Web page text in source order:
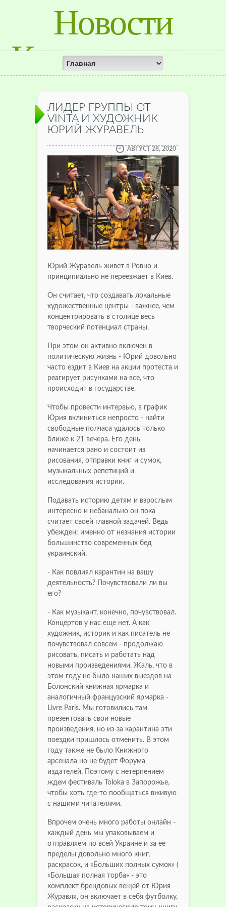
Новости
Красноярского
Края
ЛИДЕР ГРУППЫ OT
VINTA И ХУДОЖНИК
ЮРИЙ ЖУРАВЕЛЬ
АВГУСТ 28, 2020
Юрий Журавель живет в Ровно и
принципиально не переезжает в Киев.
Он считает, что создавать локальные
художественные центры - важнее, чем
концентрировать в столице весь
творческий потенциал страны.
При этом он активно включен в
политическую жизнь - Юрий довольно
часто ездит в Киев на акции протеста и
реагирует рисунками на все, что
происходит в государстве.
Чтобы провести интервью, в график
Юрия вклиниться непросто - найти
свободные полчаса удалось только
ближе к 21 вечера. Его день
начинается рано и состоит из
рисования, отправки книг и сумок,
музыкальных репетиций и
исследования истории.
Подавать историю детям и взрослым
интересно и небанально он пока
считает своей главной задачей. Ведь
убежден: именно от незнания истории
большинство современных бед
украинский.
- Как повлиял карантин на вашу
деятельность? Почувствовали ли вы
его?
- Как музыкант, конечно, почувствовал.
Концертов у нас еще нет. А как
художник, историк и как писатель не
почувствовал совсем - продолжаю
рисовать, писать и работать над
новыми произведениями. Жаль, что в
этом году не было наших выездов на
Болонский книжная ярмарка и
аналогичный французский ярмарка -
Livre Paris. Мы готовились там
презентовать свои новые
произведения, но из-за карантина эти
поездки пришлось отменить. В этом
году также не было Книжного
арсенала но не будет Форума
издателей. Поэтому с нетерпением
ждем фестиваль Toloka в Запорожье,
чтобы хоть где-то пообщаться вживую
с нашими читателями.
Впрочем очень много работы онлайн -
каждый день мы упаковываем и
отправляем по всей Украине и за ее
пределы довольно много книг,
раскрасок, и «Больших полных сумок» (
«Большая полная торба» - это
комплект брендовых вещей от Юрия
Журавля, он включает в себя футболку,